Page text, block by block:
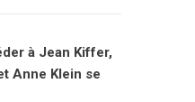
à Jean Kiffer,
Anne Klein se